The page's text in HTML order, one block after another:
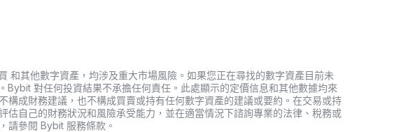
和其他數字資產，均涉及重大市場風險。如果您正在尋找的數字資產目前未
Bybit 對任何投資結果不承擔任何責任。此處顯示的定價信息和其他數據均來
構成財務建議，也不構成買賣或持有任何數字資產的建議或要約。在交易或持
估自己的財務狀況和風險承受能力，並在適當情況下諮詢專業的法律、稅務或
請參閱 Bybit 服務條款。